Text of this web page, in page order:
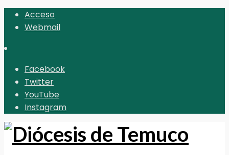
Acceso
Webmail
Facebook
Twitter
YouTube
Instagram